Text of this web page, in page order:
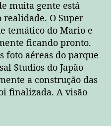
muita gente está
O Super
temático do Mario e
ficando pronto.
foto aéreas do parque
Studios do Japão
a construção das
finalizada. A visão